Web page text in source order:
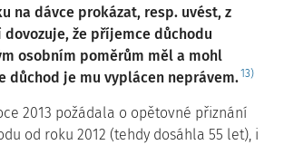
na dávce prokázat, resp. uvést, z
že příjemce důchodu
osobním poměrům měl a mohl
důchod je mu vyplácen neprávem.13)
2013 požádala o opětovné přiznání
od roku 2012 (tehdy dosáhla 55 let), i